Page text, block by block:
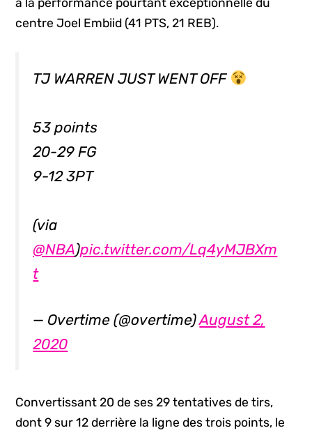
à la performance pourtant exceptionnelle du
centre Joel Embiid (41 PTS, 21 REB).
TJ WARREN JUST WENT OFF
53 points
20-29 FG
9-12 3PT
(via
@NBA)pic.twitter.com/Lq4yMJBXm
t
— Overtime (@overtime)August 2,
2020
Convertissant 20 de ses 29 tentatives de tirs,
dont 9 sur 12 derrière la ligne des trois points, le